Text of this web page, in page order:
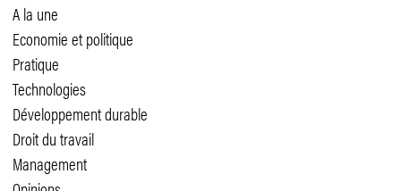
A la une
Economie et politique
Pratique
Technologies
Développement durable
Droit du travail
Management